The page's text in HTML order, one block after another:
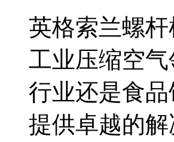
英格索兰螺
工业压缩空
行业还是食
提供卓越的